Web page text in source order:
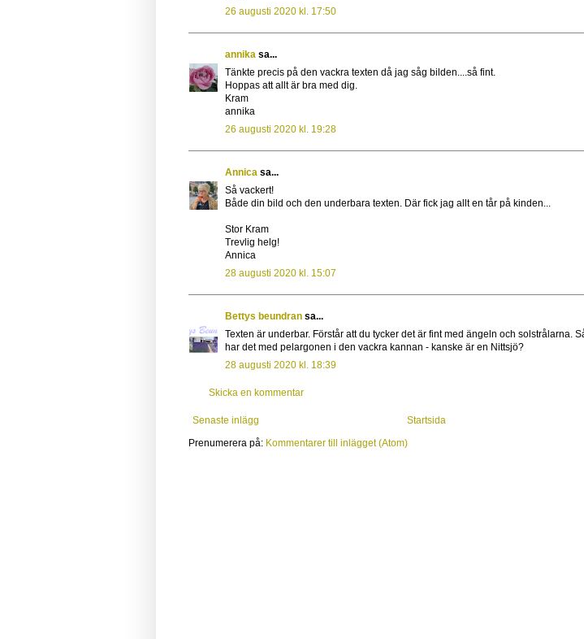
26 augusti 2020 kl. 17:50
annika sa...
Tänkte precis på den vackra texten då jag såg bilden....så fint.
Hoppas att allt är bra med dig.
Kram
annika
26 augusti 2020 kl. 19:28
Annica sa...
Så vackert!
Både din bild och den underbara texten. Där fick jag allt en tår på kinden...
Stor Kram
Trevlig helg!
Annica
28 augusti 2020 kl. 15:07
Bettys beundran sa...
Texten är underbar. Förstår att du tycker det är fint med ängeln och solstrålarna.
har det med pelargonen i den vackra kannan - kanske är en Nittsjö?
28 augusti 2020 kl. 18:39
Skicka en kommentar
Senaste inlägg
Startsida
Prenumerera på: Kommentarer till inlägget (Atom)